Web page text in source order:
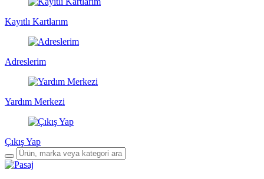
Kayıtlı Kartlarım
Adreslerim
Yardım Merkezi
Çıkış Yap